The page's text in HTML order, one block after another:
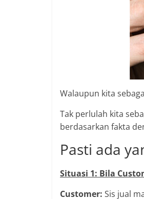
Walaupun kita
Tak perlulah kita
berdasarkan fakta
Pasti ada
Situasi 1: Bila
Customer: Sis jual